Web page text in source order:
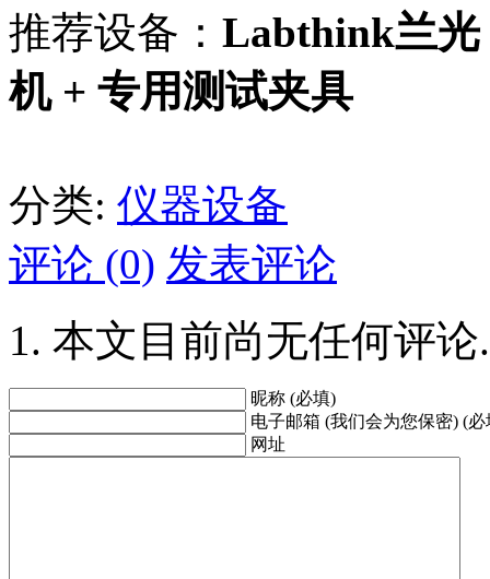
推荐设备： Labthink兰光
机 + 专用测试夹具
分类: 仪器设备
评论 (0) 发表评论
本文目前尚无任何评论.
昵称 (必填)
电子邮箱 (我们会为您保密) (必
网址